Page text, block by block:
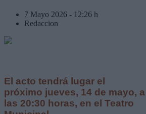
7 Mayo 2026 - 12:26 h
Redaccion
El acto tendrá lugar el
próximo jueves, 14 de mayo, a
las 20:30 horas, en el Teatro